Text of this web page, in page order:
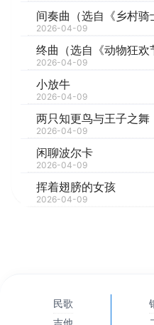
间奏曲（选自《乡村骑
2026-04-09
终曲（选自《动物狂欢
2026-04-09
小放牛
2026-04-09
两只知更鸟与王子之舞
2026-04-09
闲聊波尔卡
2026-04-09
挥着翅膀的女孩
2026-04-09
民歌
吉他